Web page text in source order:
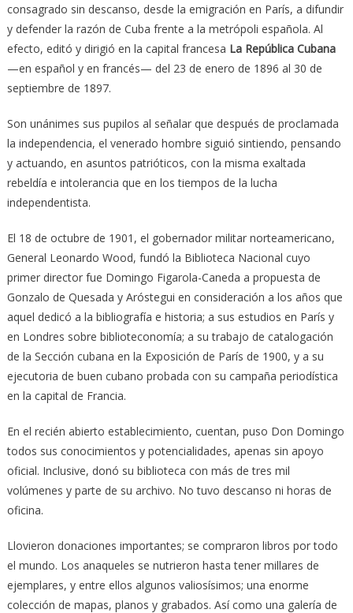
consagrado sin descanso, desde la emigración en París, a difundir
y defender la razón de Cuba frente a la metrópoli española. Al
efecto, editó y dirigió en la capital francesa La República Cubana
—en español y en francés— del 23 de enero de 1896 al 30 de
septiembre de 1897.
Son unánimes sus pupilos al señalar que después de proclamada
la independencia, el venerado hombre siguió sintiendo, pensando
y actuando, en asuntos patrióticos, con la misma exaltada
rebeldía e intolerancia que en los tiempos de la lucha
independentista.
El 18 de octubre de 1901, el gobernador militar norteamericano,
General Leonardo Wood, fundó la Biblioteca Nacional cuyo
primer director fue Domingo Figarola-Caneda a propuesta de
Gonzalo de Quesada y Aróstegui en consideración a los años que
aquel dedicó a la bibliografía e historia; a sus estudios en París y
en Londres sobre biblioteconomía; a su trabajo de catalogación
de la Sección cubana en la Exposición de París de 1900, y a su
ejecutoria de buen cubano probada con su campaña periodística
en la capital de Francia.
En el recién abierto establecimiento, cuentan, puso Don Domingo
todos sus conocimientos y potencialidades, apenas sin apoyo
oficial. Inclusive, donó su biblioteca con más de tres mil
volúmenes y parte de su archivo. No tuvo descanso ni horas de
oficina.
Llovieron donaciones importantes; se compraron libros por todo
el mundo. Los anaqueles se nutrieron hasta tener millares de
ejemplares, y entre ellos algunos valiosísimos; una enorme
colección de mapas, planos y grabados. Así como una galería de